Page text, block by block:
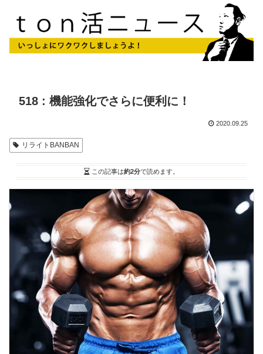
518 : 機能強化でさらに便利に！
2020.09.25
リライトBANBAN
この記事は約2分で読めます。